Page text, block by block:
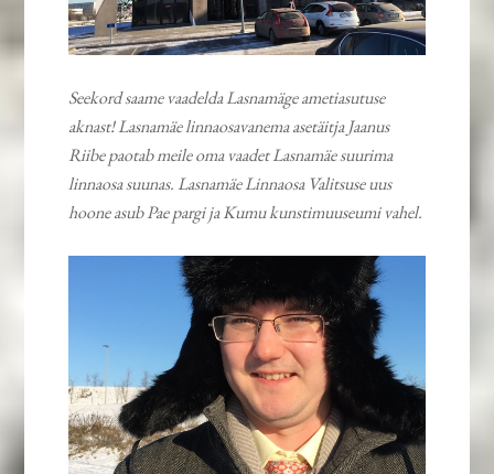
Seekord saame vaadelda Lasnamäge ametiasutuse
aknast! Lasnamäe linnaosavanema asetäitja Jaanus
Riibe paotab meile oma vaadet Lasnamäe suurima
linnaosa suunas. Lasnamäe Linnaosa Valitsuse uus
hoone asub Pae pargi ja Kumu kunstimuuseumi vahel.